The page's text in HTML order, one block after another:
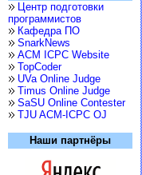
Центр подготовки
программистов
Кафедра ПО
SnarkNews
ACM ICPC Website
TopCoder
UVa Online Judge
Timus Online Judge
SaSU Online Contester
TJU ACM-ICPC OJ
Наши партнёры